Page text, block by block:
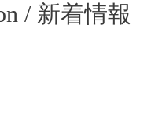
/ 新着情報